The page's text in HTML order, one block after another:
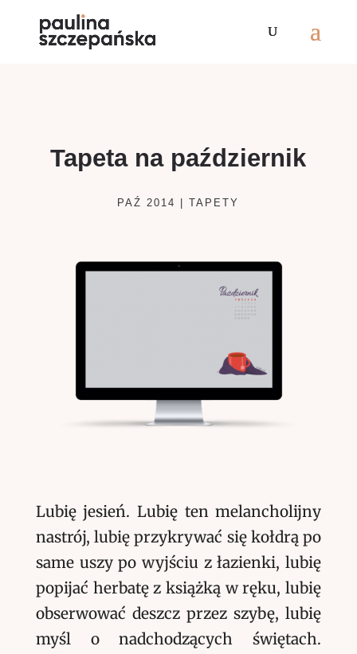
Tapeta na październik
PAŹ 2014 |TAPETY
Lubię jesień. Lubię ten melancholijny
nastrój, lubię przykrywać się kołdrą po
same uszy po wyjściu z łazienki, lubię
popijać herbatę z książką w ręku, lubię
obserwować deszcz przez szybę, lubię
myśl o nadchodzących świętach.